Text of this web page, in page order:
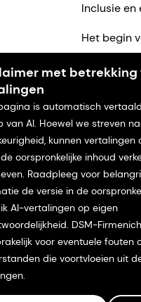
met
is automatisch
van AI. Hoewel we streven
kunnen vertalingen
oorspronkelijke inhoud
Raadpleeg voor
de versie in de
AI-vertalingen op eigen
DSM-
voor eventuele fouten
die voortvloeien uit
Inclusie en
Het begin
carrière
Alle rechten